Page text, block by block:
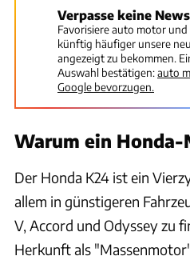
Verpasse keine
Favorisiere auto motor
künftig häufiger unsere
angezeigt zu bekommen.
Auswahl bestätigen:auto
Google bevorzugen.
Warum ein Honda-
Der Honda K24 ist ein
allem in günstigeren
V, Accord und Odyssey zu
Herkunft als